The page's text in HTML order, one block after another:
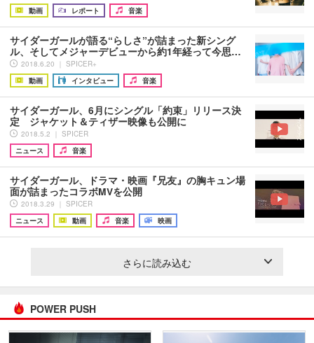
動画
レポート 音楽
サイダーガールが語る“らしさ”が詰まった新シング
ル、そしてメジャーデビューから約1年経って今思…
2018.6.20 ｜ SPICER+
動画
インタビュー 音楽
サイダーガール、6月にシングル「約束」リリース決
定 ジャケット＆ティザー映像も公開に
2018.5.2 ｜ SPICER
ニュース
音楽
サイダーガール、ドラマ・映画『兄友』の胸キュン場
面が詰まったコラボMVを公開
2018.3.29 ｜ SPICER
ニュース
動画 音楽 映画
さらに読み込む
POWER PUSH